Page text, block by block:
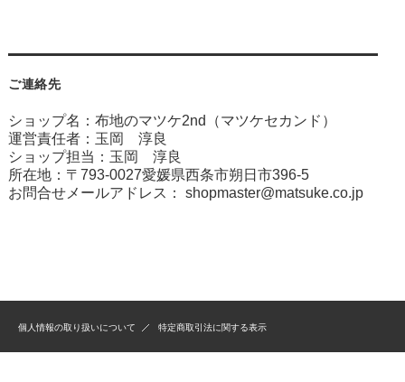
ご連絡先
ショップ名：布地のマツケ2nd（マツケセカンド）
運営責任者：玉岡 淳良
ショップ担当：玉岡 淳良
所在地：〒793-0027愛媛県西条市朔日市396-5
お問合せメールアドレス： shopmaster@matsuke.co.jp
個人情報の取り扱いについて 特定商取引法に関する表示